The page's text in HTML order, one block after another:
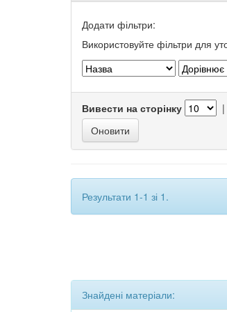
Додати фільтри:
Використовуйте фільтри для
Вивести на сторінку |
Результати 1-1 зі 1.
Знайдені матеріали: